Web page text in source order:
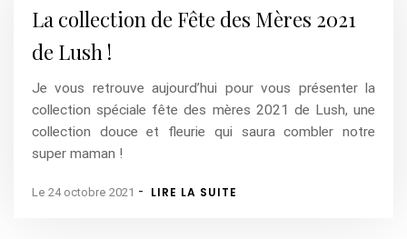
La collection de Fête des Mères 2021
de Lush !
Je vous retrouve aujourd’hui pour vous présenter la
collection spéciale fête des mères 2021 de Lush, une
collection douce et fleurie qui saura combler notre
super maman !
Le 24 octobre 2021 - LIRE LA SUITE